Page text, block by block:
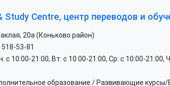
Study Centre, центр переводов и
20а (Коньково район)
53-81
c 10:00-21:00, Вт: c 10:00-21:00, Ср: c 10:00-
образование / Развивающие